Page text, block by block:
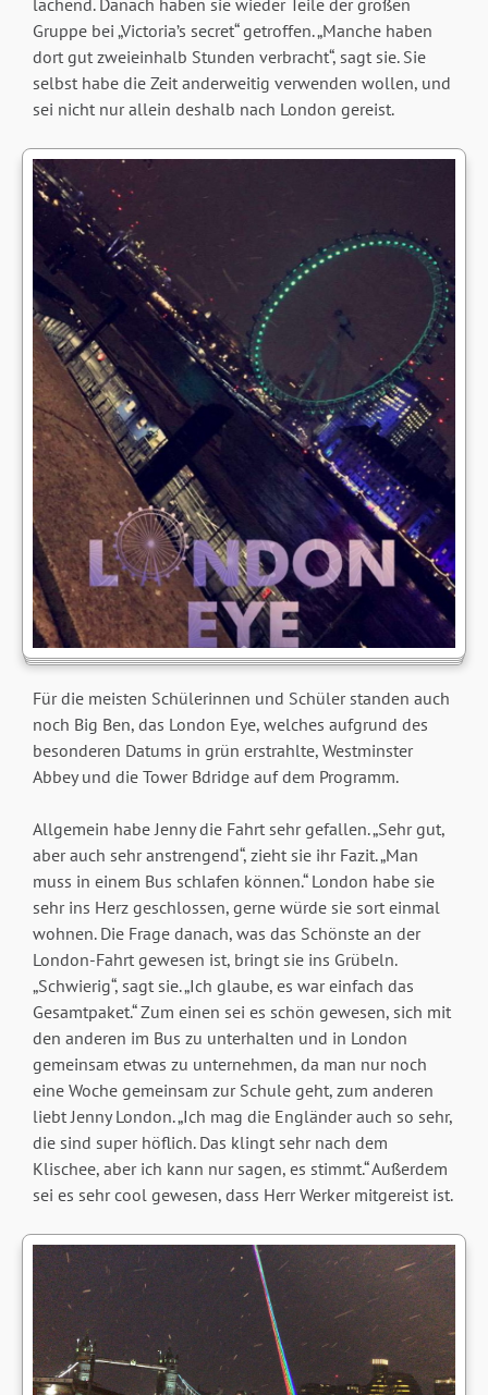
Gruppe bei „Victoria’s secret“ getroffen. „Manche haben
dort gut zweieinhalb Stunden verbracht“, sagt sie. Sie
selbst habe die Zeit anderweitig verwenden wollen, und
sei nicht nur allein deshalb nach London gereist.
Für die meisten Schülerinnen und Schüler standen auch
noch Big Ben, das London Eye, welches aufgrund des
besonderen Datums in grün erstrahlte, Westminster
Abbey und die Tower Bdridge auf dem Programm.
Allgemein habe Jenny die Fahrt sehr gefallen. „Sehr gut,
aber auch sehr anstrengend“, zieht sie ihr Fazit. „Man
muss in einem Bus schlafen können.“ London habe sie
sehr ins Herz geschlossen, gerne würde sie sort einmal
wohnen. Die Frage danach, was das Schönste an der
London-Fahrt gewesen ist, bringt sie ins Grübeln.
„Schwierig“, sagt sie. „Ich glaube, es war einfach das
Gesamtpaket.“ Zum einen sei es schön gewesen, sich mit
den anderen im Bus zu unterhalten und in London
gemeinsam etwas zu unternehmen, da man nur noch
eine Woche gemeinsam zur Schule geht, zum anderen
liebt Jenny London. „Ich mag die Engländer auch so sehr,
die sind super höflich. Das klingt sehr nach dem
Klischee, aber ich kann nur sagen, es stimmt.“ Außerdem
sei es sehr cool gewesen, dass Herr Werker mitgereist ist.